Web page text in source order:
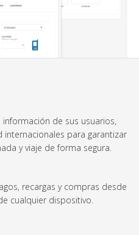
de sus usuarios,
para garantizar
y viaje de forma segura.
recargas y compras desde
cualquier dispositivo.